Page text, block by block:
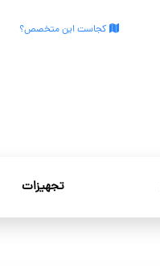
کجاست این متخصص؟
تجهیزات